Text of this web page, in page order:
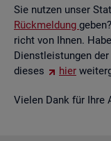
Sie nut­zen unser
Rück­mel­dung
richt von Ihnen.
Dienst­leis­tun­gen
die­ses
hier
Vie­len Dank für Ihre